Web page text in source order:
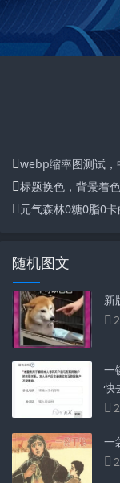
webp缩率图测试，
标题换色，背景着
元气森林0糖0脂0
随机图文
新
一
快
一